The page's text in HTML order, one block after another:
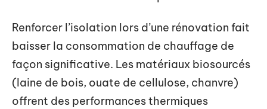
Renforcer l’isolation lors d’une rénovation fait
baisser la consommation de chauffage de
façon significative. Les matériaux biosourcés
(laine de bois, ouate de cellulose, chanvre)
offrent des performances thermiques